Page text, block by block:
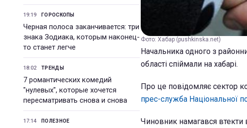
19:19 ГОРОСКОПЫ
Черная полоса заканчивается: три
знака Зодиака, которым наконец-
то станет легче
18:02 ТРЕНДЫ
7 романтических комедий
"нулевых", которые хочется
пересматривать снова и снова
17:14 ПОЛЕЗНОЕ
Фото: Хабар (pushkinska.net)
Начальника одного з
області спіймали на хабарі.
Про це повідомляє сектор
прес-служба Національної
Чиновник намагався втекти